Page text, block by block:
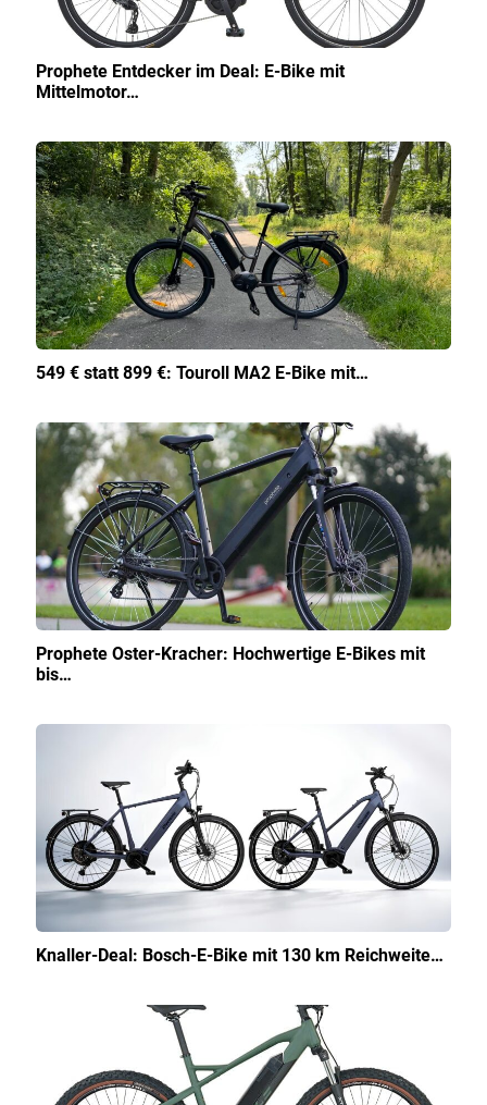
Prophete Entdecker im Deal: E-Bike mit
Mittelmotor…
549 € statt 899 €: Touroll MA2 E-Bike mit…
Prophete Oster-Kracher: Hochwertige E-Bikes mit
bis…
Knaller-Deal: Bosch-E-Bike mit 130 km Reichweite…